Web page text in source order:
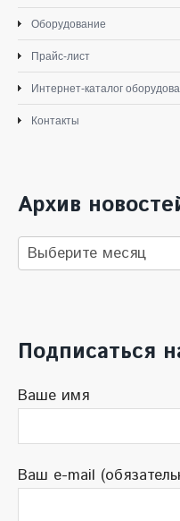
Оборудование
Прайс-лист
Интернет-каталог
Контакты
Архив
Архив
новостей
Подписаться
Ваше имя
Ваш e-mail